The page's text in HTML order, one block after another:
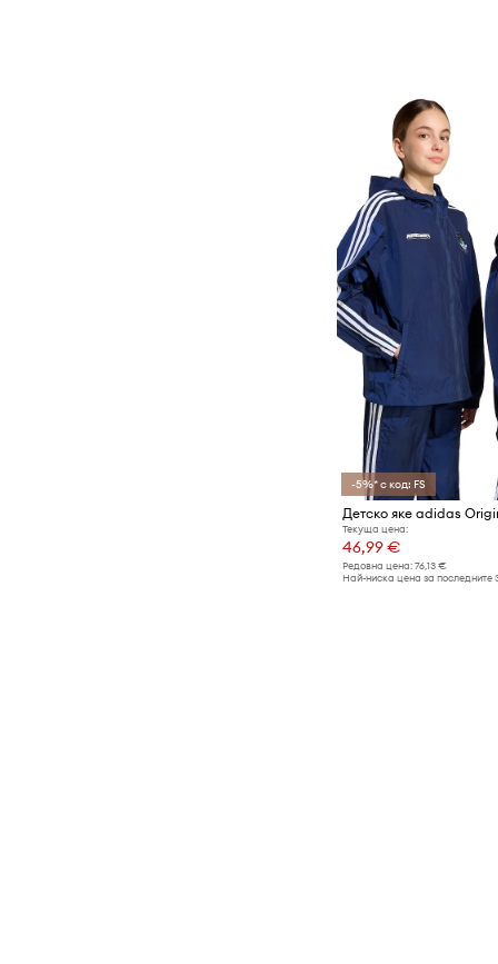
-5%* с код: FS
Детско яке adidas
Текуща цена:
46,99 €
Редовна цена: 76,13 €
Най-ниска цена за последните